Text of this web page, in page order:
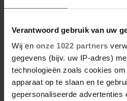
Verantwoord gebruik van uw
Wij en onze 1022 partners
gegevens (bijv. uw IP-adres)
technologieën zoals cookies
apparaat op te slaan en te
gepersonaliseerde advertenties